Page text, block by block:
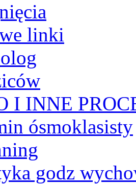
linki
I INNE
ósmoklasisty
godz